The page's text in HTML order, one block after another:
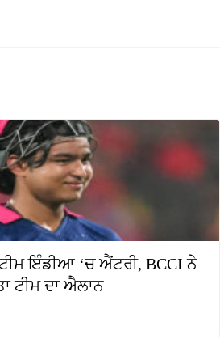
ਇੰਡੀਆ ‘ਚ ਐਂਟਰੀ, BCCI ਨੇ
ਟੀਮ ਦਾ ਐਲਾਨ